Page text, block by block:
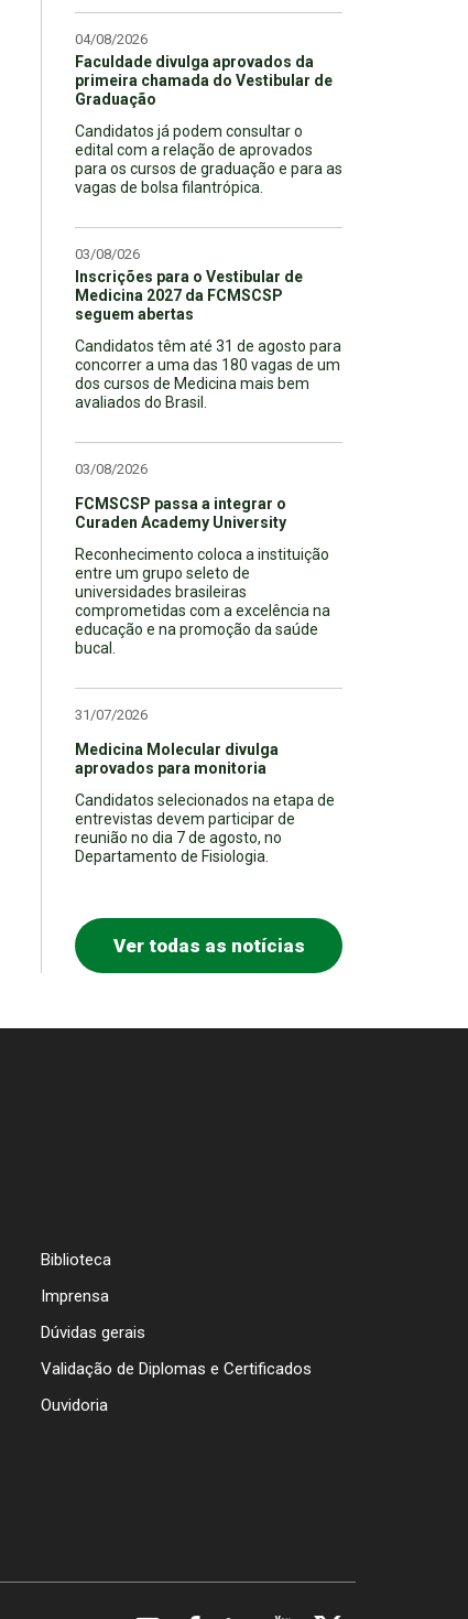
04/08/2026
Faculdade divulga aprovados da
primeira chamada do Vestibular de
Graduação
Candidatos já podem consultar o
edital com a relação de aprovados
para os cursos de graduação e para as
vagas de bolsa filantrópica.
03/08/026
Inscrições para o Vestibular de
Medicina 2027 da FCMSCSP
seguem abertas
Candidatos têm até 31 de agosto para
concorrer a uma das 180 vagas de um
dos cursos de Medicina mais bem
avaliados do Brasil.
03/08/2026
FCMSCSP passa a integrar o
Curaden Academy University
Reconhecimento coloca a instituição
entre um grupo seleto de
universidades brasileiras
comprometidas com a excelência na
educação e na promoção da saúde
bucal.
31/07/2026
Medicina Molecular divulga
aprovados para monitoria
Candidatos selecionados na etapa de
entrevistas devem participar de
reunião no dia 7 de agosto, no
Departamento de Fisiologia.
Ver todas as notícias
Biblioteca
Imprensa
Dúvidas gerais
Validação de Diplomas e Certificados
Ouvidoria